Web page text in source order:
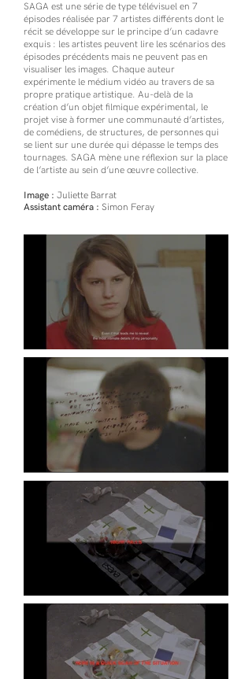
SAGA est une série de type télévisuel en 7
épisodes réalisée par 7 artistes différents dont le
récit se développe sur le principe d’un cadavre
exquis : les artistes peuvent lire les scénarios des
épisodes précédents mais ne peuvent pas en
visualiser les images. Chaque auteur
expérimente le médium vidéo au travers de sa
propre pratique artistique. Au-delà de la
création d’un objet filmique expérimental, le
projet vise à former une communauté d’artistes,
de comédiens, de structures, de personnes qui
se lient sur une durée qui dépasse le temps des
tournages. SAGA mène une réflexion sur la place
de l’artiste au sein d’une œuvre collective.
Image : Juliette Barrat
Assistant caméra : Simon Feray